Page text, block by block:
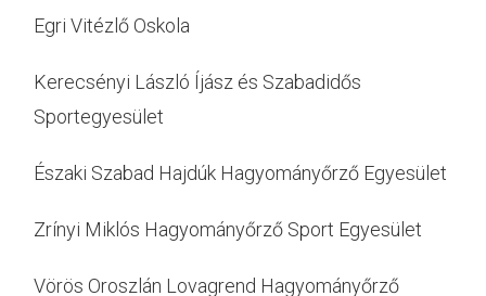
Egri Vitézlő Oskola
Kerecsényi László Íjász és Szabadidős
Sportegyesület
Északi Szabad Hajdúk Hagyományőrző Egyesület
Zrínyi Miklós Hagyományőrző Sport Egyesület
Vörös Oroszlán Lovagrend Hagyományőrző